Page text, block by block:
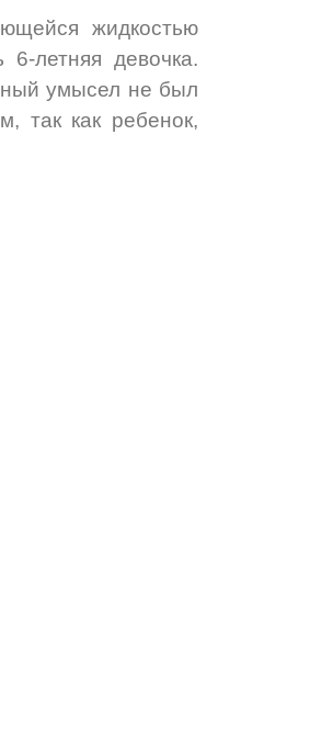
жидкостью
летняя девочка.
умысел не был
так как ребенок,